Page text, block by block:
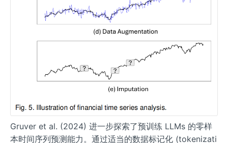
Gruver et al. (2024) 进一步探索了预训练 LLMs 的零样
本时间序列预测能力。通过适当的数据标记化 (tokenizati